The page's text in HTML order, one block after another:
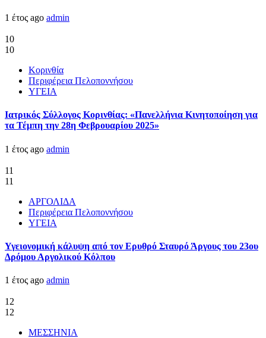
1 έτος ago admin
10
10
Κορινθία
Περιφέρεια Πελοποννήσου
ΥΓΕΙΑ
Ιατρικός Σύλλογος Κορινθίας: «Πανελλήνια Κινητοποίηση για
τα Τέμπη την 28η Φεβρουαρίου 2025»
1 έτος ago admin
11
11
ΑΡΓΟΛΙΔΑ
Περιφέρεια Πελοποννήσου
ΥΓΕΙΑ
Υγειονομική κάλυψη από τον Ερυθρό Σταυρό Άργους του 23ου
Δρόμου Αργολικού Κόλπου
1 έτος ago admin
12
12
ΜΕΣΣΗΝΙΑ